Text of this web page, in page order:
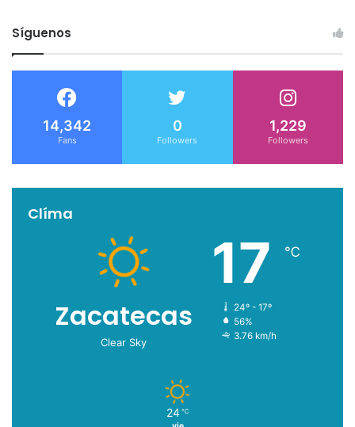
Síguenos
14,342
Fans
0
Followers
1,229
Followers
Clíma
Zacatecas
Clear Sky
17 ℃
24º - 17º
56%
3.76 km/h
24 ℃